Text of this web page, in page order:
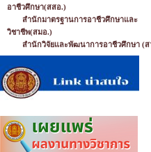
อาชีวศึกษา(สสอ.)
สำนักมาตรฐานการอาชีวศึกษาและ
วิชาชีพ(สมอ.)
สำนักวิจัยและพัฒนาการอาชีวศึกษา (ส